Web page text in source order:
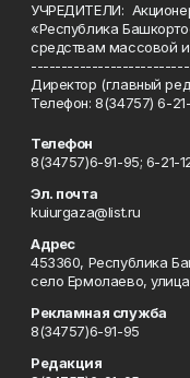
УЧРЕДИТЕЛИ:
«Республика
средствам массовой
Директор (главный
Телефон: 8(34757) 6-
Телефон
8(34757)6-91-95; 6-21-
Эл. почта
kuiurgaza@list.ru
Адрес
453360, Республика
село Ермолаево,
Рекламная служба
8(34757)6-91-95
Редакция